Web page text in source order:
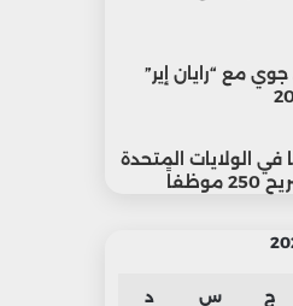
مع “رايان إير”
الولايات المتحدة
ج س د